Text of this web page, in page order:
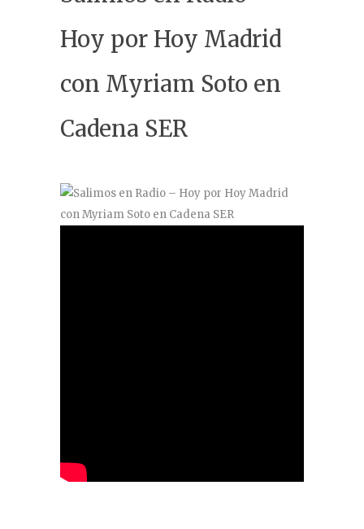
Hoy por Hoy Madrid
con Myriam Soto en
Cadena SER